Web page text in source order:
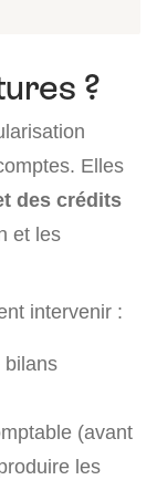
?
Elles
des crédits
et les
intervenir :
bilans
(avant
les